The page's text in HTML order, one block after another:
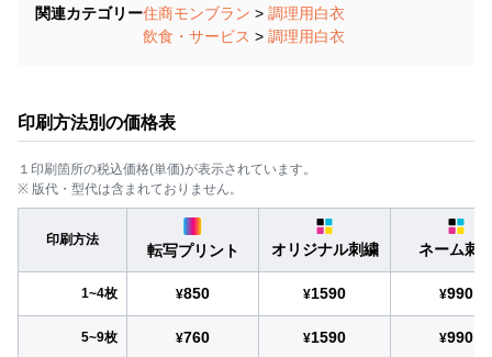
関連カテゴリー住商モンブラン > 調理用白衣
飲食・サービス > 調理用白衣
印刷方法別の価格表
１印刷箇所の税込価格(単価)が表示されています。
※ 版代・型代は含まれておりません。
印刷方法
転写プリント オリジナル刺繍 ネーム刺
1~4枚 ¥850 ¥1590 ¥990
5~9枚 ¥760 ¥1590 ¥990